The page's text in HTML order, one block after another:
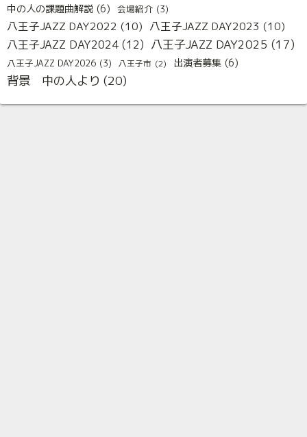
中の人の課題曲解説 (6) 会場紹介 (3)
八王子JAZZ DAY2022 (10) 八王子JAZZ DAY2023 (10)
八王子JAZZ DAY2024 (12) 八王子JAZZ DAY2025 (17)
八王子JAZZ DAY2026 (3) 八王子市 (2) 出演者募集 (6)
背景 中の人より (20)